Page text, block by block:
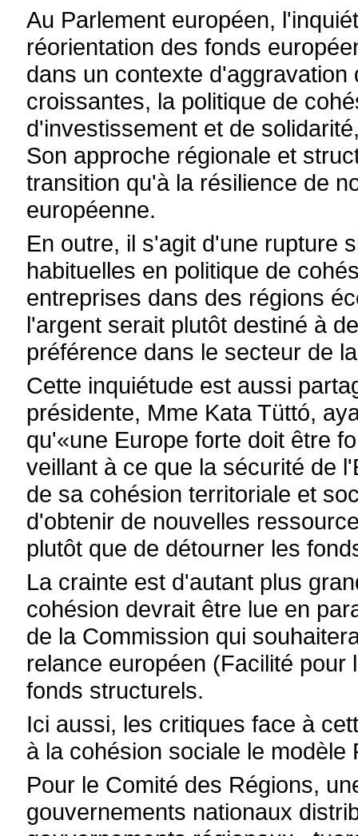
Au Parlement européen,
réorientation des fonds
dans un contexte
croissantes, la politique de
d'investissement et de
Son approche régionale et
transition qu'à la résilience de
européenne.
En outre, il s'agit d'une rupture
habituelles en politique de
entreprises dans des régions
l'argent serait plutôt destiné à
préférence dans le secteur de
Cette inquiétude est aussi
présidente, Mme Kata Tüttó,
qu'«une Europe forte doit être
veillant à ce que la sécurité de
de sa cohésion territoriale et
d'obtenir de nouvelles
plutôt que de détourner les
La crainte est d'autant plus
cohésion devrait être lue en
de la Commission qui
relance européen (Facilité
fonds structurels.
Ici aussi, les critiques face à
à la cohésion sociale le
Pour le Comité des Régions,
gouvernements nationaux